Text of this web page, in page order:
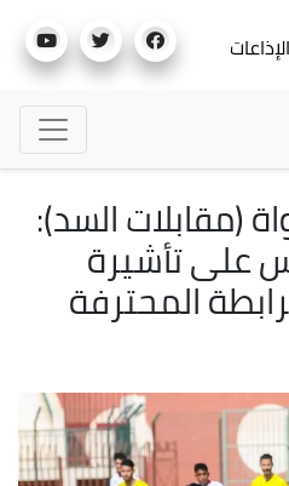
إلى
(مقابلات السد):
على تأشيرة
المحترفة